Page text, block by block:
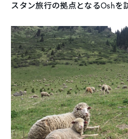
スタン旅行の拠点となるOshを